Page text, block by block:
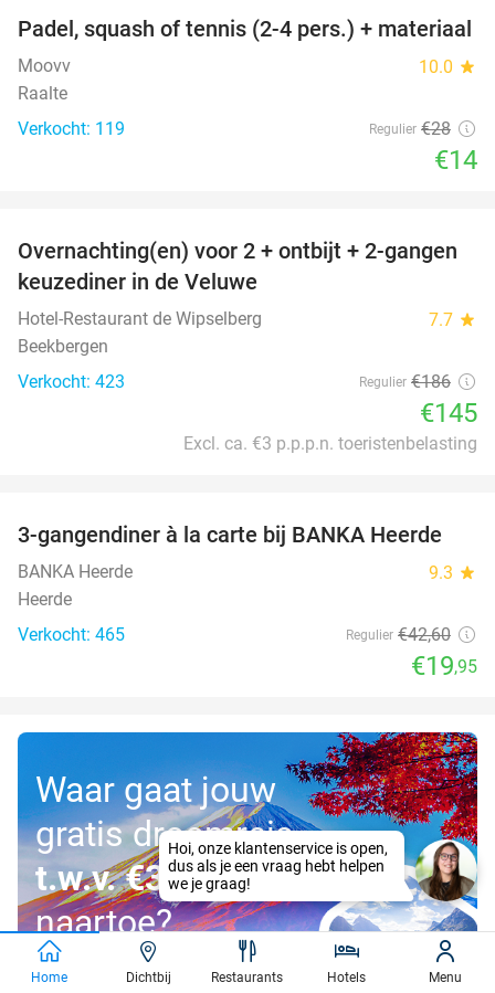
50%
Padel, squash of tennis (2-4 pers.) + materiaal
Moovv 10.0 star
Raalte
Verkocht: 119
Regulier €28
€14
22%
Overnachting(en) voor 2 + ontbijt + 2-gangen
keuzediner in de Veluwe
Hotel-Restaurant de Wipselberg 7.7 star
Beekbergen
Verkocht: 423
Regulier €186
€145
Excl. ca. €3 p.p.p.n. toeristenbelasting
53%
3-gangendiner à la carte bij BANKA Heerde
BANKA Heerde 9.3 star
Heerde
Verkocht: 465
Regulier €42,60
€19,95
Waar gaat jouw
gratis droomreis
t.w.v. €3.000
naartoe?
Home Dichtbij Restaurants Hotels Menu